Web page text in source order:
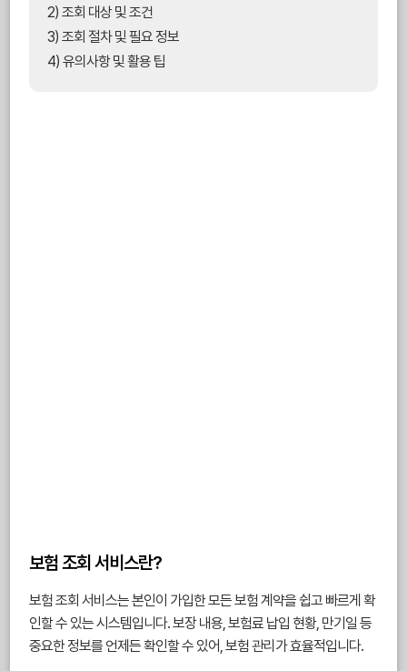
2) 조회 대상 및 조건
3) 조회 절차 및 필요 정보
4) 유의사항 및 활용 팁
보험 조회 서비스란?
보험 조회 서비스는 본인이 가입한 모든 보험 계약을 쉽고 빠르게 확
인할 수 있는 시스템입니다. 보장 내용, 보험료 납입 현황, 만기일 등
중요한 정보를 언제든 확인할 수 있어, 보험 관리가 효율적입니다.